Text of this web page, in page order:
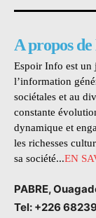
A propos de
Espoir Info est un
l’information
sociétales et au
constante
dynamique et
les richesses
sa société...EN
PABRE,
Tel: +226